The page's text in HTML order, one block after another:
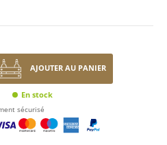
AJOUTER AU PANIER
En stock
sécurisé